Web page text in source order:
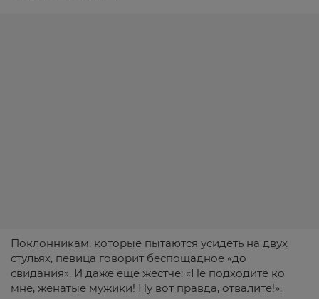
Поклонникам, которые пытаются усидеть на двух
стульях, певица говорит беспощадное «до
свидания». И даже еще жестче: «Не подходите ко
мне, женатые мужики! Ну вот правда, отвалите!».